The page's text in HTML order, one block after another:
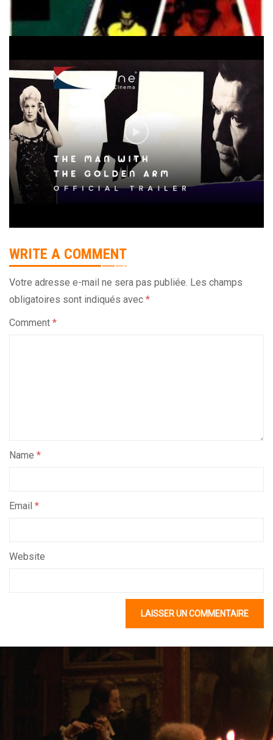
WRITE A COMMENT
Votre adresse e-mail ne sera pas publiée. Les champs
obligatoires sont indiqués avec *
Comment *
Name *
Email *
Website